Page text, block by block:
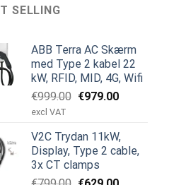
SELLING
ABB Terra AC Skærm
med Type 2 kabel 22
kW, RFID, MID, 4G, Wifi
€999.00 Den
var:
€999.00.
€979.00Den
er:
€979.00.
excl VAT
V2C Trydan 11kW,
Display, Type 2 cable,
3x CT clamps